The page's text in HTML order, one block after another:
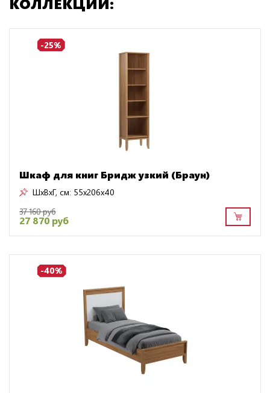
-25%
Шкаф для книг Бридж узкий (Браун)
ШxВxГ, см: 55x206x40
37 160 руб
27 870 руб
-40%